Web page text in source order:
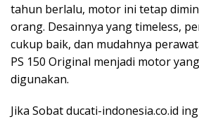
tahun berlalu, motor ini tetap
orang. Desainnya yang timeless,
cukup baik, dan mudahnya
PS 150 Original menjadi motor
digunakan.
Jika Sobat ducati-indonesia.co.id